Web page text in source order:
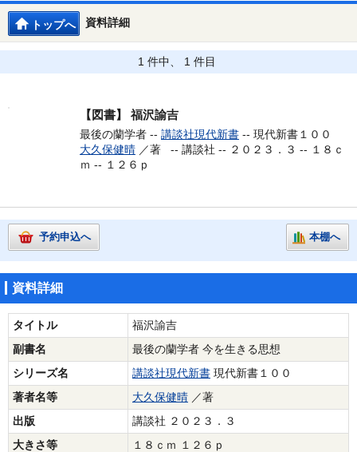
資料詳細
トップへ
1 件中、 1 件目
【図書】 福沢諭吉
最後の蘭学者 -- 講談社現代新書 -- 現代新書１００
大久保健晴 ／著 -- 講談社 -- ２０２３．３ -- １８ｃ
ｍ -- １２６ｐ
予約申込へ 本棚へ
資料詳細
タイトル
福沢諭吉
副書名
最後の蘭学者 今を生きる思想
シリーズ名
講談社現代新書 現代新書１００
著者名等
大久保健晴 ／著
出版
講談社 ２０２３．３
大きさ等
１８ｃｍ １２６ｐ